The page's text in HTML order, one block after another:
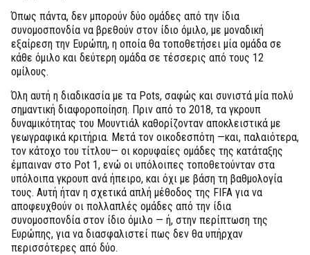
Όπως πάντα, δεν μπορούν δύο ομάδες από την ίδια
συνομοσπονδία να βρεθούν στον ίδιο όμιλο, με μοναδική
εξαίρεση την Ευρώπη, η οποία θα τοποθετήσει μία ομάδα σε
κάθε όμιλο και δεύτερη ομάδα σε τέσσερις από τους 12
ομίλους.
Όλη αυτή η διαδικασία με τα Pots, σαφώς και συνιστά μία πολύ
σημαντική διαφοροποίηση. Πριν από το 2018, τα γκρουπ
δυναμικότητας του Μουντιάλ καθορίζονταν αποκλειστικά με
γεωγραφικά κριτήρια. Μετά τον οικοδεσπότη —και, παλαιότερα,
τον κάτοχο του τίτλου— οι κορυφαίες ομάδες της κατάταξης
έμπαιναν στο Pot 1, ενώ οι υπόλοιπες τοποθετούνταν στα
υπόλοιπα γκρουπ ανά ήπειρο, και όχι με βάση τη βαθμολογία
τους. Αυτή ήταν η σχετικά απλή μέθοδος της FIFA για να
αποφευχθούν οι πολλαπλές ομάδες από την ίδια
συνομοσπονδία στον ίδιο όμιλο — ή, στην περίπτωση της
Ευρώπης, για να διασφαλιστεί πως δεν θα υπήρχαν
περισσότερες από δύο.